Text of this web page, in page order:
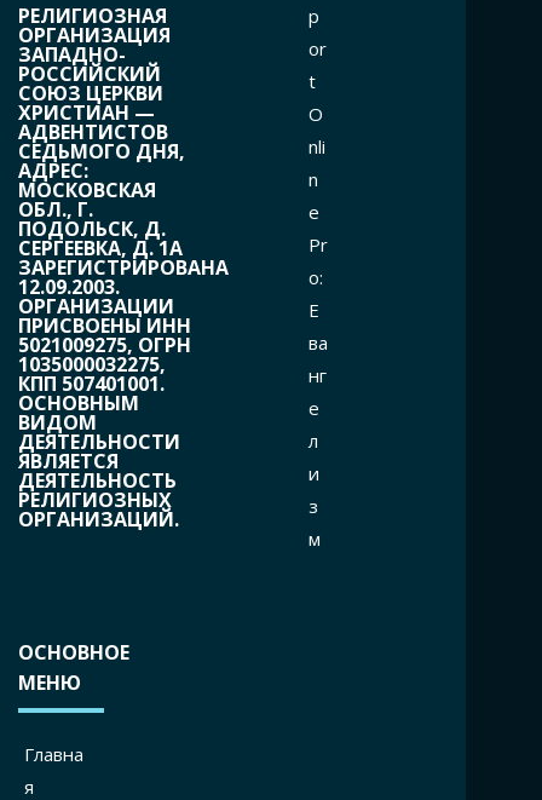
РЕЛИГИОЗНАЯ
ОРГАНИЗАЦИЯ
ЗАПАДНО-
РОССИЙСКИЙ
СОЮЗ ЦЕРКВИ
ХРИСТИАН —
АДВЕНТИСТОВ
СЕДЬМОГО ДНЯ,
АДРЕС:
МОСКОВСКАЯ
ОБЛ., Г.
ПОДОЛЬСК, Д.
СЕРГЕЕВКА, Д. 1А
ЗАРЕГИСТРИРОВАНА
12.09.2003.
ОРГАНИЗАЦИИ
ПРИСВОЕНЫ ИНН
5021009275, ОГРН
1035000032275,
КПП 507401001.
ОСНОВНЫМ
ВИДОМ
ДЕЯТЕЛЬНОСТИ
ЯВЛЯЕТСЯ
ДЕЯТЕЛЬНОСТЬ
РЕЛИГИОЗНЫХ
ОРГАНИЗАЦИЙ.
p
or
t
O
nli
n
e
Pr
o:
Е
ва
нг
е
л
и
з
м
ОСНОВНОЕ
МЕНЮ
Главна
я